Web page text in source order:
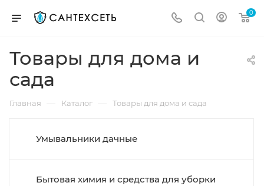
0
Товары для дома и
сада
Главная — Каталог — Товары для дома и сада
Умывальники дачные
Бытовая химия и средства для уборки